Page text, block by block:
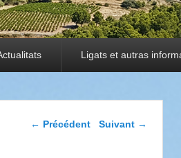
Ligats et autras
Navigation dans les
← Précédent Suivant →